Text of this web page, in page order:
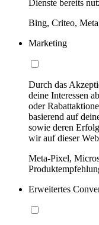
Dienste bereits
Bing, Criteo,
Marketing
Durch das
deine Interessen
oder
basierend auf
sowie deren
wir auf dieser
Meta-Pixel,
Erweitertes